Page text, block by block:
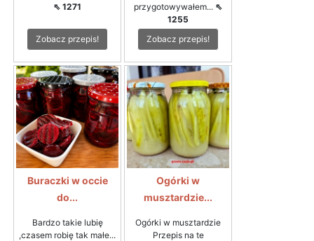
⇖ 1271
Zobacz przepis!
przygotowywałem... ⇖
1255
Zobacz przepis!
Buraczki w occie
do...
Bardzo takie lubię
,czasem robię tak małe...
Ogórki w
musztardzie...
Ogórki w musztardzie
Przepis na te